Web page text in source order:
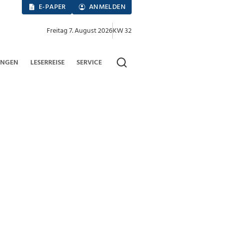
E-PAPER ANMELDEN
Freitag 7. August 2026KW 32
LESERREISE SERVICE